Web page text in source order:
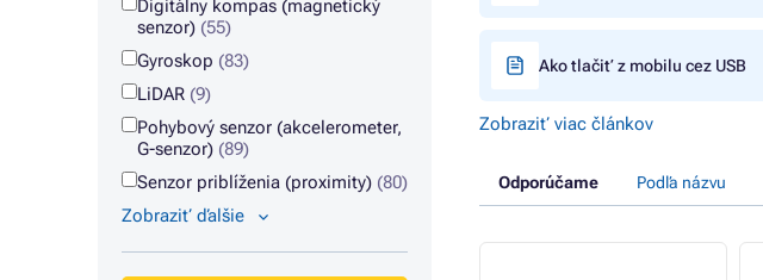
Digitálny kompas (magnetický
senzor) (55)
Gyroskop (83)
LiDAR (9)
Pohybový senzor (akcelerometer,
G-senzor) (89)
Senzor priblíženia (proximity) (80)
Zobraziť ďalšie
Ako tlačiť z mobilu cez USB
Zobraziť viac článkov
Odporúčame Podľa názvu